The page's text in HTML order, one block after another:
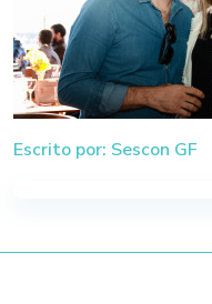
Escrito por: Sescon GF